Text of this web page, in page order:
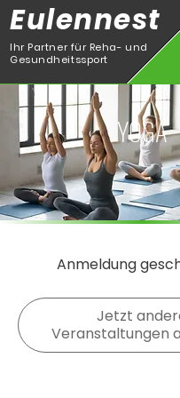
Eulennest
Ihr Partner für Reha- und
Gesundheitssport
YOGA
Anmeldung
Jetzt
Veranstaltungen